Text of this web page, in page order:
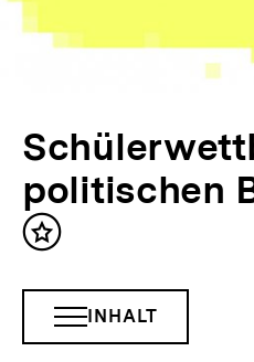
politischen
Inhalt
INHALT